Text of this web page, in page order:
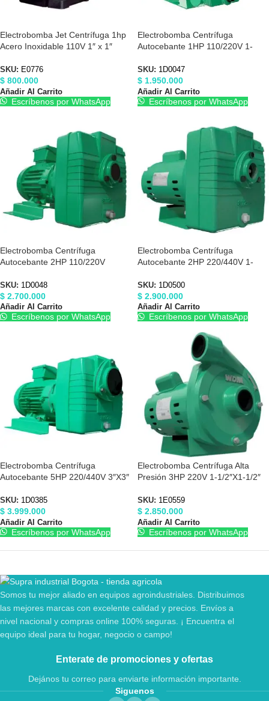
Electrobomba Jet Centrífuga 1hp
Acero Inoxidable 110V 1″ x 1″
SKU: E0776
$ 800.000
Añadir Al Carrito
Escríbenos por WhatsApp
Electrobomba Centrífuga
Autocebante 1HP 110/220V 1-
SKU: 1D0047
$ 1.950.000
Añadir Al Carrito
Escríbenos por WhatsApp
Electrobomba Centrífuga
Autocebante 2HP 110/220V
SKU: 1D0048
$ 2.700.000
Añadir Al Carrito
Escríbenos por WhatsApp
Electrobomba Centrífuga
Autocebante 2HP 220/440V 1-
SKU: 1D0500
$ 2.900.000
Añadir Al Carrito
Escríbenos por WhatsApp
Electrobomba Centrífuga
Autocebante 5HP 220/440V 3″X3″
SKU: 1D0385
$ 3.999.000
Añadir Al Carrito
Escríbenos por WhatsApp
Electrobomba Centrífuga Alta
Presión 3HP 220V 1-1/2″X1-1/2″
SKU: 1E0559
$ 2.850.000
Añadir Al Carrito
Escríbenos por WhatsApp
Somos tu mejor aliado en equipos agroindustriales. Distribuimos
las mejores marcas con excelente calidad y precios. Envíos a
nivel nacional y compras online 100% seguras. ¡ Encuentra el
equipo ideal para tu hogar, negocio o campo!
Enterate de promociones y ofertas
Dejános tu correo para enviarte información importante.
Siguenos